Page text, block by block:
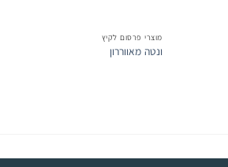
מוצרי פרסום לקיץ
ונטה מאווררון